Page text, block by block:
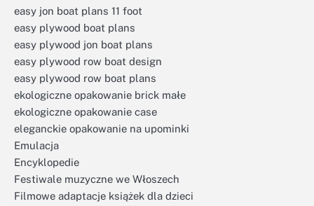
easy jon boat plans 11 foot
easy plywood boat plans
easy plywood jon boat plans
easy plywood row boat design
easy plywood row boat plans
ekologiczne opakowanie brick małe
ekologiczne opakowanie case
eleganckie opakowanie na upominki
Emulacja
Encyklopedie
Festiwale muzyczne we Włoszech
Filmowe adaptacje książek dla dzieci